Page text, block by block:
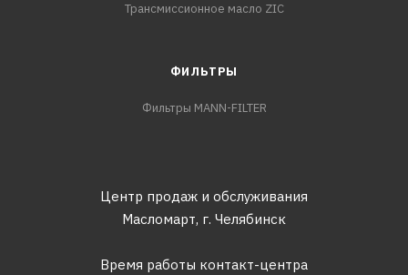
Трансмиссионное масло ZIC
ФИЛЬТРЫ
Фильтры MANN-FILTER
Центр продаж и обслуживания
Масломарт, г. Челябинск
Время работы контакт-центра